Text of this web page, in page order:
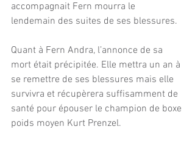
accompagnait Fern mourra le
lendemain des suites de ses blessures.
Quant à Fern Andra, l’annonce de sa
mort était précipitée. Elle mettra un an à
se remettre de ses blessures mais elle
survivra et récupèrera suffisamment de
santé pour épouser le champion de boxe
poids moyen Kurt Prenzel.